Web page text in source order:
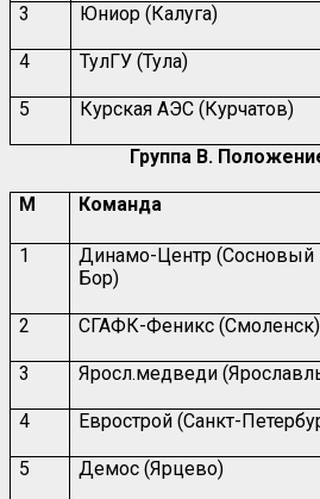
3 Юниор (Калуга)
4 ТулГУ (Тула)
5 Курская АЭС (Курчатов)
Группа В.
М Команда
1
Динамо-Центр (Сосновый
Бор)
2 СГАФК-Феникс (Смоленск)
3 Яросл.медведи
4 Еврострой (Санкт-
5 Демос (Ярцево)